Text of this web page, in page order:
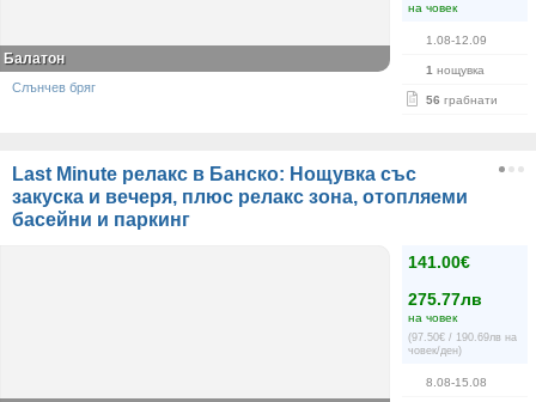
на човек
1.08-12.09
1 нощувка
56 грабнати
Балатон
Слънчев бряг
Last Minute релакс в Банско: Нощувка със
закуска и вечеря, плюс релакс зона, отопляеми
басейни и паркинг
141.00€
275.77лв
на човек
(97.50€ / 190.69лв на
човек/ден)
8.08-15.08